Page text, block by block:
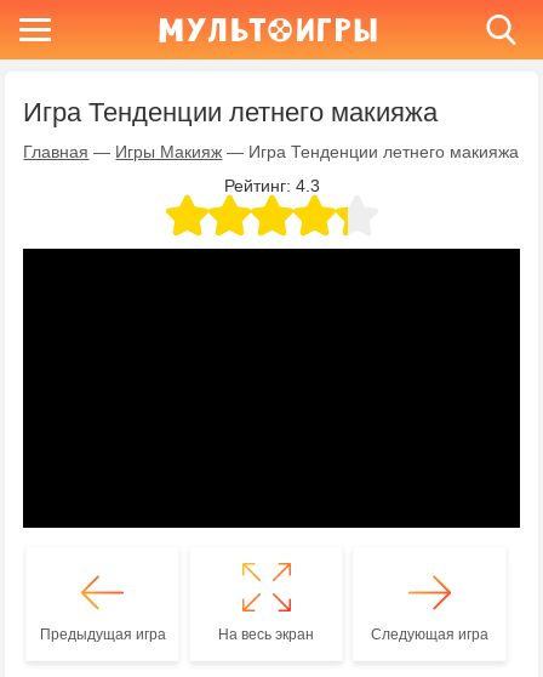
Игра Тенденции летнего макияжа
Главная — Игры Макияж — Игра Тенденции летнего макияжа
Рейтинг: 4.3
Предыдущая игра На весь экран Следующая игра